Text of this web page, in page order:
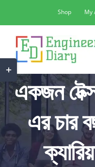
to
content
Shop My
একজন
এর চার
Toggle
Sliding
Bar
Area